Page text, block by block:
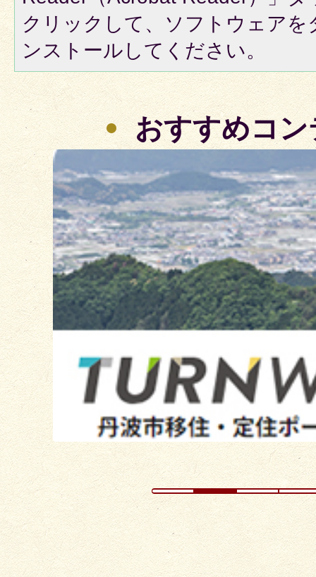
クリックして、ソフトウェア
ンストールしてください。
おすすめコ
2
枚
目
の
ス